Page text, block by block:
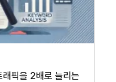
픽을 2배로 늘리는